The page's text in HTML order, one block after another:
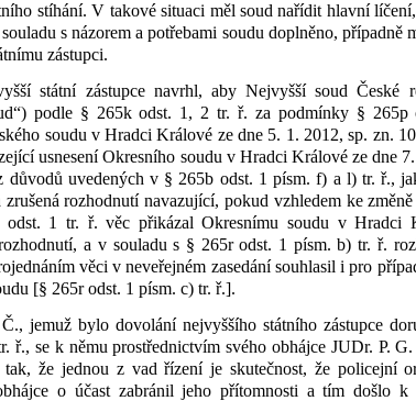
stíhání. V takové situaci měl soud nařídit hlavní
s názorem a potřebami soudu doplněno, případně
zástupci.
státní zástupce navrhl, aby Nejvyšší soud České
podle § 265k odst. 1, 2 tr. ř. za podmínky §
soudu v Hradci Králové ze dne 5. 1. 2012, sp. zn.
usnesení Okresního soudu v Hradci Králové ze dne
důvodů uvedených v § 265b odst. 1 písm. f) a l) tr. ř.,
zrušená rozhodnutí navazující, pokud vzhledem ke
1 tr. ř. věc přikázal Okresnímu soudu v Hradci
a v souladu s § 265r odst. 1 písm. b) tr. ř.
věci v neveřejném zasedání souhlasil i pro
[§ 265r odst. 1 písm. c) tr. ř.].
jemuž bylo dovolání nejvyššího státního zástupce
ř., se k němu prostřednictvím svého obhájce JUDr. P.
že jednou z vad řízení je skutečnost, že policejní
o účast zabránil jeho přítomnosti a tím došlo k